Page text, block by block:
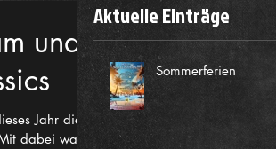
und
Jahr die
dabei war
Aktuelle Einträge
Sommerferien